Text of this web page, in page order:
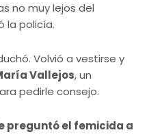
no muy lejos del
la policía.
Volvió a vestirse y
Vallejos, un
pedirle consejo.
preguntó el femicida a